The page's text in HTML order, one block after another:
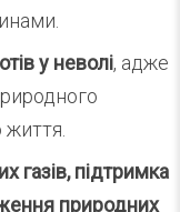
у неволі, адже
газів, підтримка
природних